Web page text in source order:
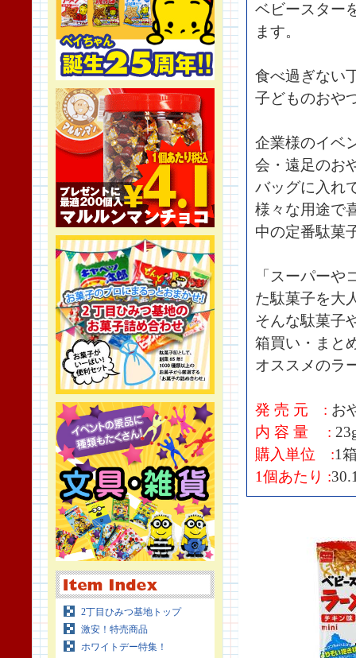
2丁目ひみつ基地トップ
激安！特売商品
ホワイトデー特集！
ベビースター
ます。
食べ過ぎない
子どものおや
企業様のイベ
会・遠足のお
バッグに入れ
様々な用途で
中の定番駄菓
「スーパー
た駄菓子を大
そんな駄菓子
箱買い・まと
オススメのラ
発 売 元 : お
内 容 量 :
購入単位 :1
1個あたり :